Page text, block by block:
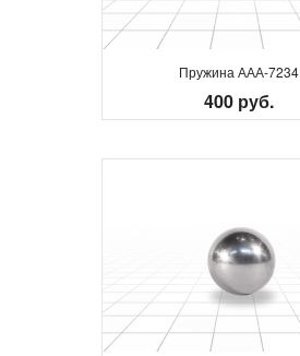
Пружина ААА-7234
400 руб.